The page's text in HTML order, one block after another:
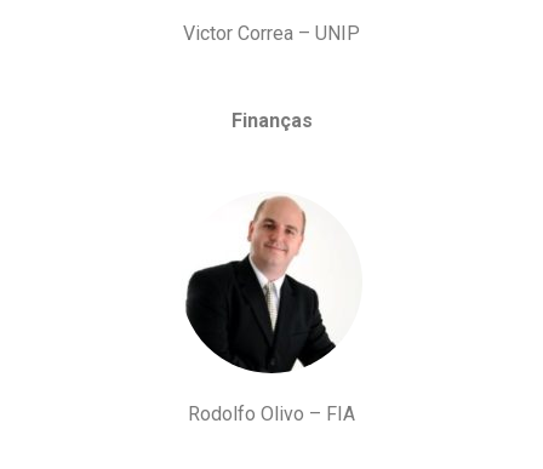
Victor Correa – UNIP
Finanças
Rodolfo Olivo – FIA